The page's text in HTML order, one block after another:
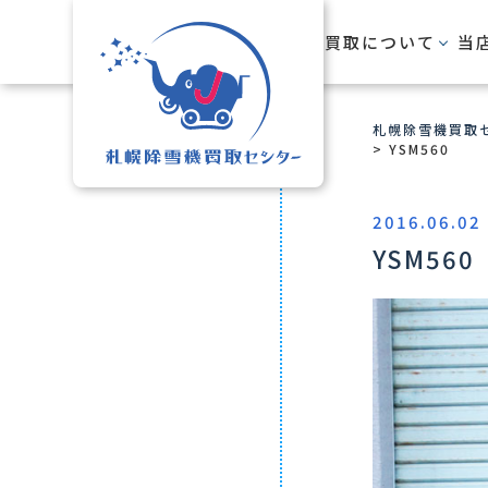
HOME 買取について 当
札幌除雪機買取
> YSM560
2016.06.02
YSM560